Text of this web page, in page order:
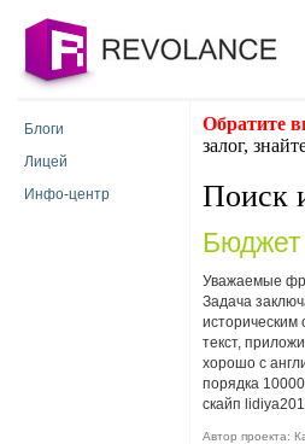
Блоги
Лицей
Инфо-центр
Обратите
залог,
Поиск
Бюджет
Уважаемые
Задача
историческим
текст,
хорошо с
порядка
скайп
Автор проекта: